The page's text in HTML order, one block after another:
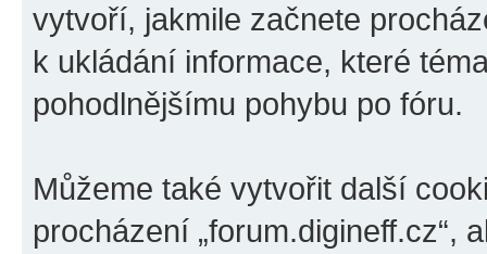
vytvoří, jakmile začnete
k ukládání informace, které
pohodlnějšímu pohybu po fóru.
Můžeme také vytvořit další
procházení „forum.digineff.cz“,